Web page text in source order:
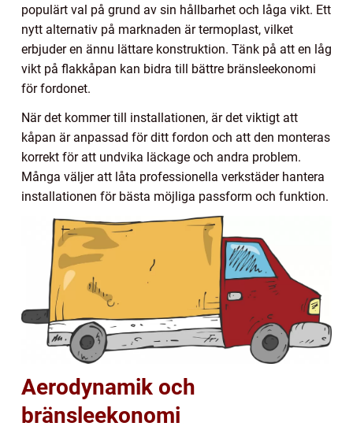
populärt val på grund av sin hållbarhet och låga vikt. Ett
nytt alternativ på marknaden är termoplast, vilket
erbjuder en ännu lättare konstruktion. Tänk på att en låg
vikt på flakkåpan kan bidra till bättre bränsleekonomi
för fordonet.
När det kommer till installationen, är det viktigt att
kåpan är anpassad för ditt fordon och att den monteras
korrekt för att undvika läckage och andra problem.
Många väljer att låta professionella verkstäder hantera
installationen för bästa möjliga passform och funktion.
Aerodynamik och
bränsleekonomi